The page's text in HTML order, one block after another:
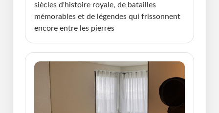
siècles d'histoire royale, de batailles
mémorables et de légendes qui frissonnent
encore entre les pierres